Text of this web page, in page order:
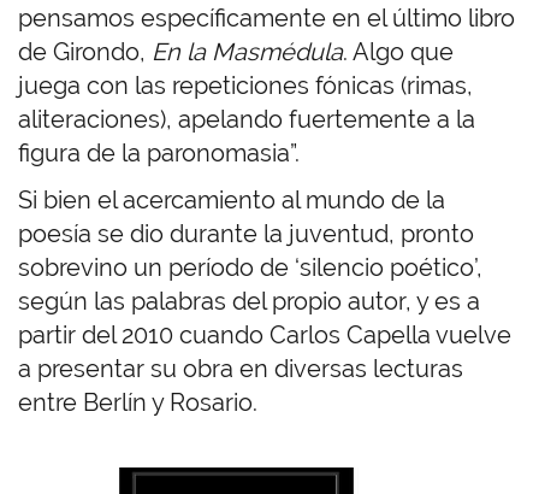
pensamos específicamente en el último libro
de Girondo, En la Masmédula. Algo que
juega con las repeticiones fónicas (rimas,
aliteraciones), apelando fuertemente a la
figura de la paronomasia”.
Si bien el acercamiento al mundo de la
poesía se dio durante la juventud, pronto
sobrevino un período de ‘silencio poético’,
según las palabras del propio autor, y es a
partir del 2010 cuando Carlos Capella vuelve
a presentar su obra en diversas lecturas
entre Berlín y Rosario.